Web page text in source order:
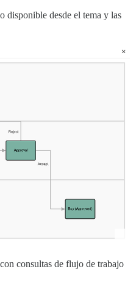
disponible desde el tema y las
consultas de flujo de trabajo